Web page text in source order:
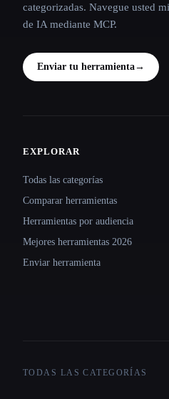
categorizadas. Navegue usted
de IA mediante MCP.
Enviar tu herramienta→
Site navigation
EXPLORAR
Todas las categorías
Comparar herramientas
Herramientas por audiencia
Mejores herramientas 2026
Enviar herramienta
TODAS LAS CATEGORÍAS